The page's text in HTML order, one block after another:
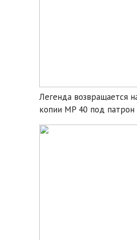
Легенда возвращается
копии MP 40 под патрон